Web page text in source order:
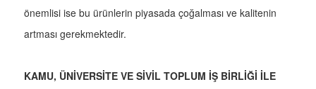
önemlisi ise bu ürünlerin piyasada çoğalması ve kalitenin
artması gerekmektedir.
KAMU, ÜNİVERSİTE VE SİVİL TOPLUM İŞ BİRLİĞİ İLE